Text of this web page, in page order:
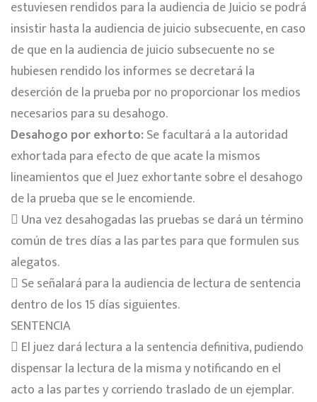
estuviesen rendidos para la audiencia de Juicio se podrá
insistir hasta la audiencia de juicio subsecuente, en caso
de que en la audiencia de juicio subsecuente no se
hubiesen rendido los informes se decretará la
deserción de la prueba por no proporcionar los medios
necesarios para su desahogo.
Desahogo por exhorto: Se facultará a la autoridad
exhortada para efecto de que acate la mismos
lineamientos que el Juez exhortante sobre el desahogo
de la prueba que se le encomiende.
 Una vez desahogadas las pruebas se dará un término
común de tres días a las partes para que formulen sus
alegatos.
 Se señalará para la audiencia de lectura de sentencia
dentro de los 15 días siguientes.
SENTENCIA
 El juez dará lectura a la sentencia definitiva, pudiendo
dispensar la lectura de la misma y notificando en el
acto a las partes y corriendo traslado de un ejemplar.